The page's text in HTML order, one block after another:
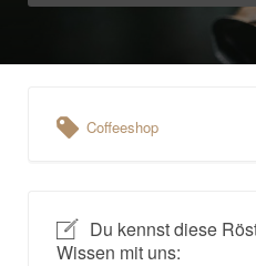
Coffeeshop
Du kennst diese
Wissen mit uns: